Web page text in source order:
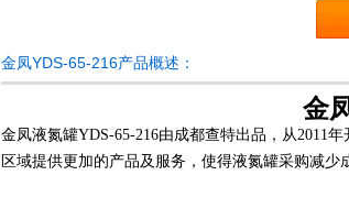
金凤YDS-65-216产品概述：
金
金凤液氮罐YDS-65-216由成都查特出品，从2011
区域提供更加的产品及服务，使得液氮罐采购减少